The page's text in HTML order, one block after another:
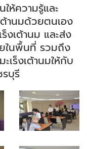
ความรู้และ
ต้านมด้วยตนเอง
งเต้านม และส่ง
ยในพื้นที่ รวมถึง
เร็งเต้านมให้กับ
บุรี